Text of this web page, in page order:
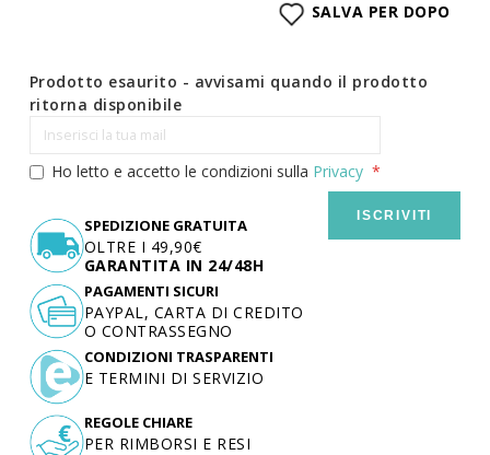
SALVA PER DOPO
Prodotto esaurito - avvisami quando il prodotto
ritorna disponibile
Ho letto e accetto le condizioni sulla Privacy
ISCRIVITI
SPEDIZIONE GRATUITA
OLTRE I 49,90€
GARANTITA IN 24/48H
PAGAMENTI SICURI
PAYPAL, CARTA DI CREDITO
O CONTRASSEGNO
CONDIZIONI TRASPARENTI
E TERMINI DI SERVIZIO
REGOLE CHIARE
PER RIMBORSI E RESI